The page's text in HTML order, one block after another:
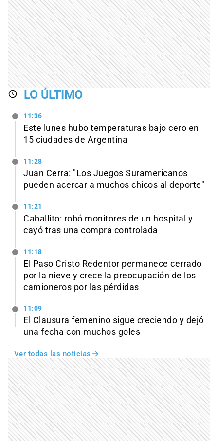
LO ÚLTIMO
11:36
Este lunes hubo temperaturas bajo cero en
15 ciudades de Argentina
11:28
Juan Cerra: "Los Juegos Suramericanos
pueden acercar a muchos chicos al deporte"
11:21
Caballito: robó monitores de un hospital y
cayó tras una compra controlada
11:18
El Paso Cristo Redentor permanece cerrado
por la nieve y crece la preocupación de los
camioneros por las pérdidas
11:09
El Clausura femenino sigue creciendo y dejó
una fecha con muchos goles
Ver todas las noticias